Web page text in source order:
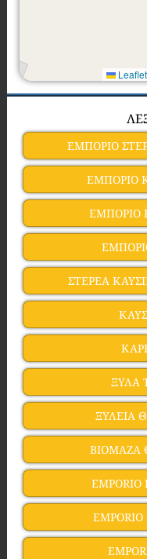
Leaflet
ΕΜΠΟΡΙΟ
ΕΜΠΟΡΙΟ
ΕΜΠΟΡΙΟ
ΣΤΕΡΕΑ
ΞΥΛΑ
ΞΥΛΕΙΑ
ΒΙΟΜΑΖΑ
EMPORIO